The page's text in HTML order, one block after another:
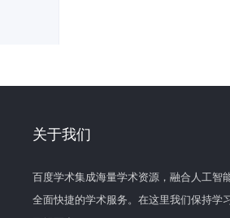
关于我们
百度学术集成海量学术资源，融合人工智
全面快捷的学术服务。在这里我们保持学